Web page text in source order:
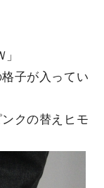
子が入ってい
クの替えヒモ